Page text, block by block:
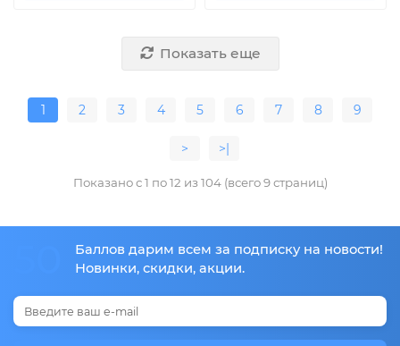
Показать еще
1 2 3 4 5 6 7 8 9
> >|
Показано с 1 по 12 из 104 (всего 9 страниц)
Баллов дарим всем за подписку на новости!
Новинки, скидки, акции.